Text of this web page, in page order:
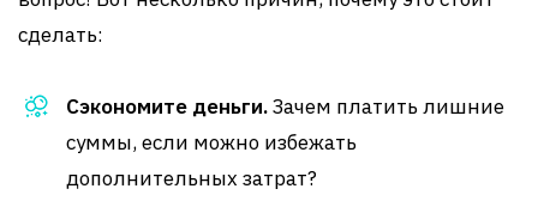
сделать:
Сэкономите деньги.Зачем платить лишние
суммы, если можно избежать
дополнительных затрат?